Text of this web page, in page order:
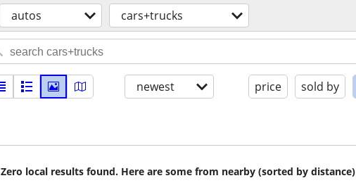
autos cars+trucks
newest price sold by
Zero local results found. Here are some from nearby (sorted by distance)